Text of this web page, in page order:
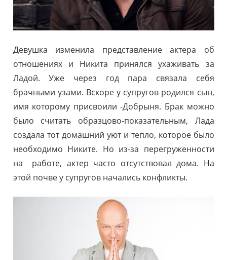
Девушка изменила представление актера об
отношениях и Никита принялся ухаживать за
Ладой. Уже через год пара связала себя
брачными узами. Вскоре у супругов родился сын,
имя которому присвоили -Добрыня. Брак можно
было считать образцово-показательным, Лада
создала тот домашний уют и тепло, которое было
необходимо Никите. Но из-за перегруженности
на работе, актер часто отсутствовал дома. На
этой почве у супругов начались конфликты.